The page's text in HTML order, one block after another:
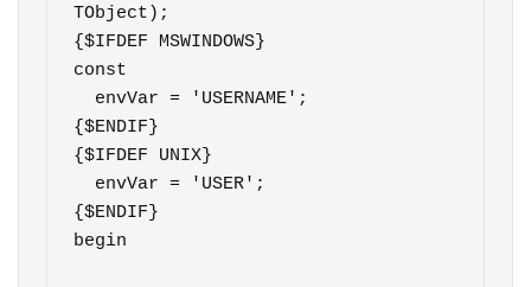
TObject);
{$IFDEF MSWINDOWS}
const
{$ENDIF}
{$IFDEF UNIX}
{$ENDIF}
begin